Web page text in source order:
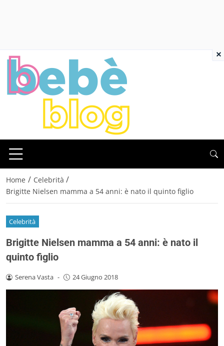
Home / Celebrità /
Brigitte Nielsen mamma a 54 anni: è nato il quinto figlio
Celebrità
Brigitte Nielsen mamma a 54 anni: è nato il
quinto figlio
Serena Vasta - 24 Giugno 2018
×